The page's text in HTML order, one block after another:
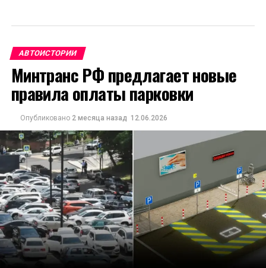
АВТОИСТОРИИ
Минтранс РФ предлагает новые
правила оплаты парковки
Опубликовано 2 месяца назад 12.06.2026